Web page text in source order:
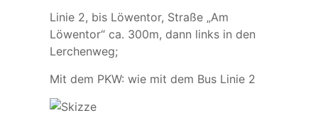
Linie 2, bis Löwentor, Straße „Am
Löwentor“ ca. 300m, dann links in den
Lerchenweg;
Mit dem PKW: wie mit dem Bus Linie 2